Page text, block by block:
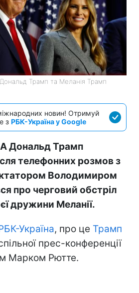
Трамп та Меланія Трамп
новин! Отримуй
з РБК-Україна у Google
Дональд Трамп
телефонних розмов з
Володимиром
про черговий обстріл
дружини Меланії.
Україна, про це Трамп
прес-конференції
Марком Рютте.